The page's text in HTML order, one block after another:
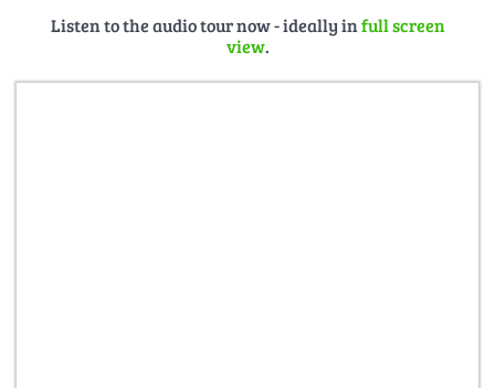
Listen to the audio tour now - ideally infull screen
view.